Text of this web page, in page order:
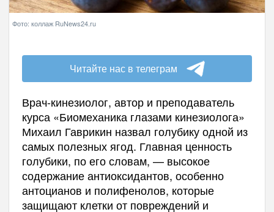
Фото: коллаж RuNews24.ru
Читайте нас в телеграм
Врач-кинезиолог, автор и преподаватель
курса «Биомеханика глазами кинезиолога»
Михаил Гаврикин назвал голубику одной из
самых полезных ягод. Главная ценность
голубики, по его словам, — высокое
содержание антиоксидантов, особенно
антоцианов и полифенолов, которые
защищают клетки от повреждений и